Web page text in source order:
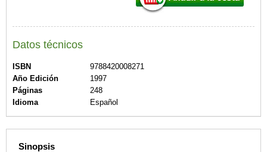
Datos técnicos
ISBN
9788420008271
Año Edición
1997
Páginas
248
Idioma
Español
Sinopsis